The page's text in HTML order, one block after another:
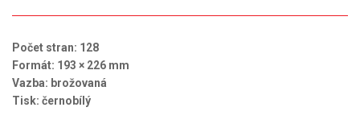
Počet stran: 128
Formát: 193 × 226 mm
Vazba: brožovaná
Tisk: černobílý